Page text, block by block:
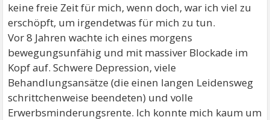
keine freie Zeit für mich, wenn doch, war ich viel zu
erschöpft, um irgendetwas für mich zu tun.
Vor 8 Jahren wachte ich eines morgens
bewegungsunfähig und mit massiver Blockade im
Kopf auf. Schwere Depression, viele
Behandlungsansätze (die einen langen Leidensweg
schrittchenweise beendeten) und volle
Erwerbsminderungsrente. Ich konnte mich kaum um